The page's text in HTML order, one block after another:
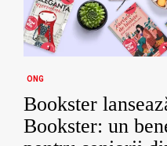
ONG
Bookster
Bookster: un